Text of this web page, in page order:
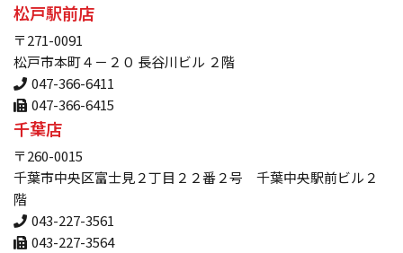
松戸駅前店
〒271-0091
松戸市本町４－２０ 長谷川ビル ２階
047-366-6411
047-366-6415
千葉店
〒260-0015
千葉市中央区富士見２丁目２２番２号 千葉中央駅前ビル２
階
043-227-3561
043-227-3564